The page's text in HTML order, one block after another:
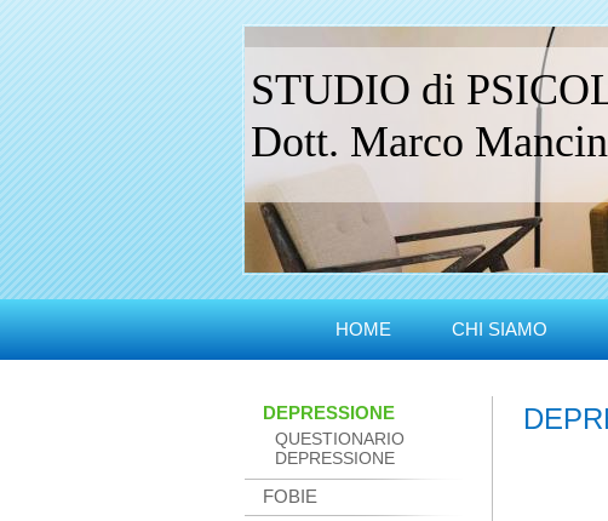
STUDIO di
Dott. Marco
HOME CHI SIAMO
DEPRESSIONE
QUESTIONARIO
DEPRESSIONE
FOBIE